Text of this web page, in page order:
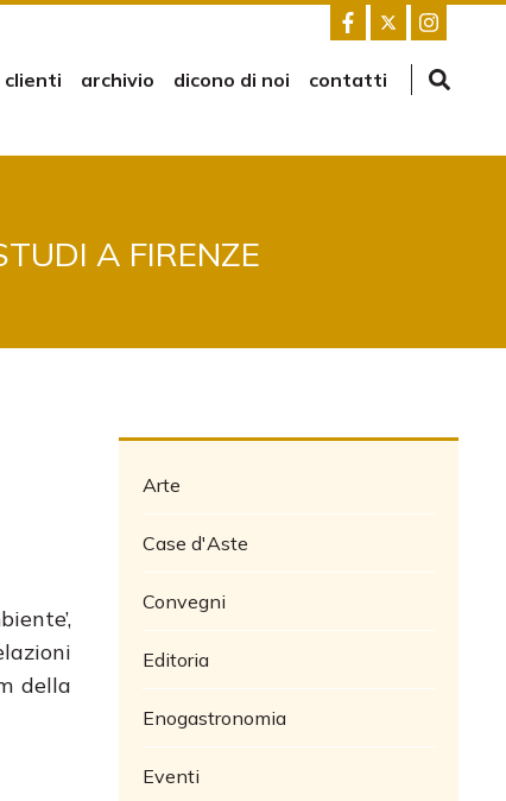
clienti archivio dicono di noi contatti
A FIRENZE
della
Arte
Case d'Aste
Convegni
Editoria
Enogastronomia
Eventi